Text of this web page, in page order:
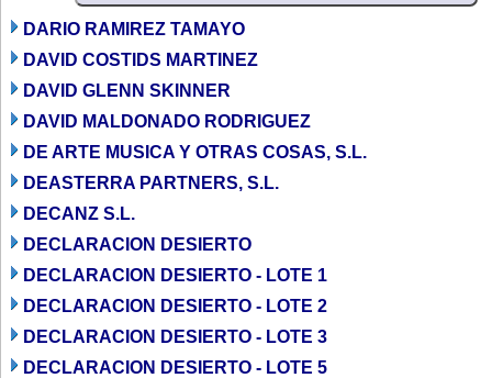
DARIO RAMIREZ TAMAYO
DAVID COSTIDS MARTINEZ
DAVID GLENN SKINNER
DAVID MALDONADO RODRIGUEZ
DE ARTE MUSICA Y OTRAS COSAS, S.L.
DEASTERRA PARTNERS, S.L.
DECANZ S.L.
DECLARACION DESIERTO
DECLARACION DESIERTO - LOTE 1
DECLARACION DESIERTO - LOTE 2
DECLARACION DESIERTO - LOTE 3
DECLARACION DESIERTO - LOTE 5